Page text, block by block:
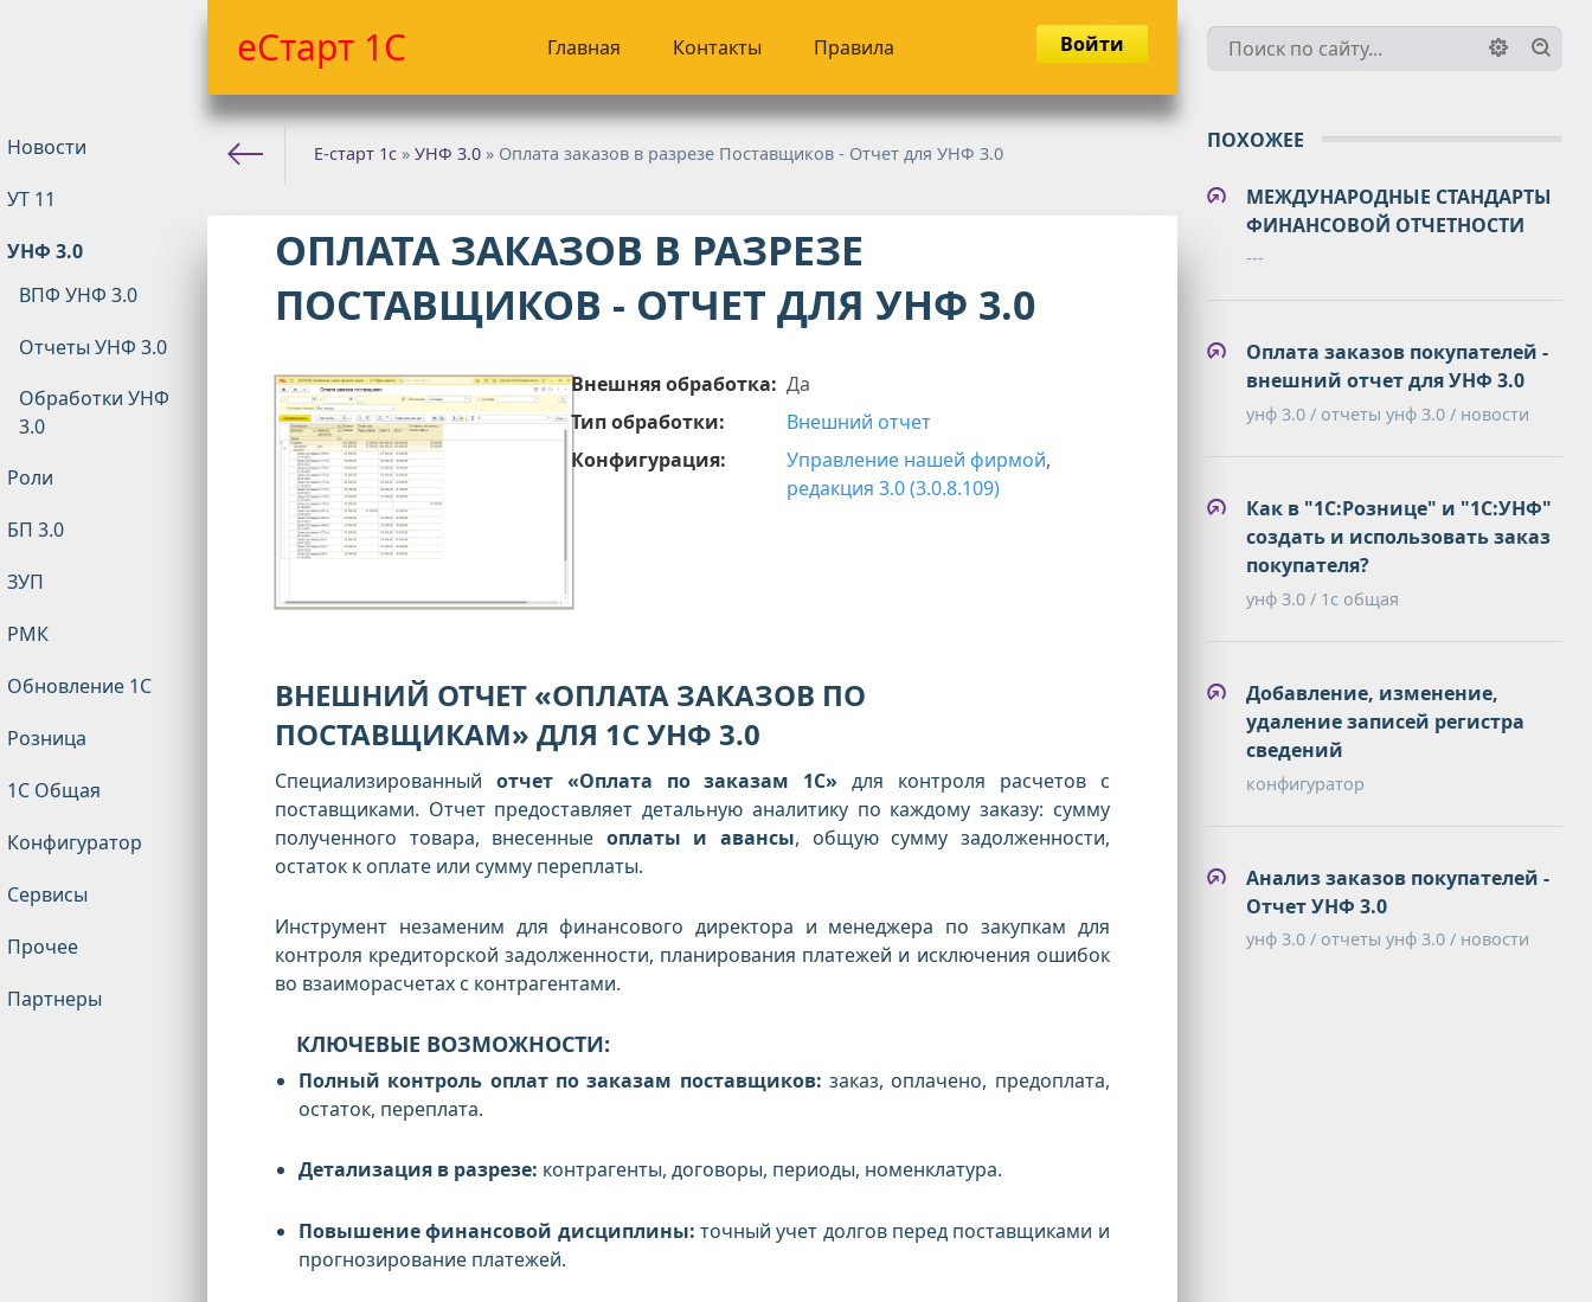
еСтарт 1С Главная Контакты Правила Войти
Новости
УТ 11
УНФ 3.0
ВПФ УНФ 3.0
Отчеты УНФ 3.0
Обработки УНФ
3.0
Роли
БП 3.0
ЗУП
РМК
Обновление 1С
Розница
1С Общая
Конфигуратор
Сервисы
Прочее
Партнеры
Е-старт 1с »УНФ 3.0 » Оплата заказов в разрезе Поставщиков - Отчет для УНФ 3.0
ОПЛАТА ЗАКАЗОВ В РАЗРЕЗЕ
ПОСТАВЩИКОВ - ОТЧЕТ ДЛЯ УНФ 3.0
Внешняя обработка: Да
Тип обработки:
Внешний отчет
Конфигурация:
Управление нашей фирмой,
редакция 3.0 (3.0.8.109)
ВНЕШНИЙ ОТЧЕТ «ОПЛАТА ЗАКАЗОВ ПО
ПОСТАВЩИКАМ» ДЛЯ 1С УНФ 3.0
Специализированный отчет «Оплата по заказам 1С» для контроля расчетов с
поставщиками. Отчет предоставляет детальную аналитику по каждому заказу: сумму
полученного товара, внесенные оплаты и авансы, общую сумму задолженности,
остаток к оплате или сумму переплаты.
Инструмент незаменим для финансового директора и менеджера по закупкам для
контроля кредиторской задолженности, планирования платежей и исключения ошибок
во взаиморасчетах с контрагентами.
КЛЮЧЕВЫЕ ВОЗМОЖНОСТИ:
Полный контроль оплат по заказам поставщиков: заказ, оплачено, предоплата,
остаток, переплата.
Детализация в разрезе: контрагенты, договоры, периоды, номенклатура.
Повышение финансовой дисциплины: точный учет долгов перед поставщиками и
прогнозирование платежей.
ПОХОЖЕЕ
МЕЖДУНАРОДНЫЕ СТАНДАРТЫ
ФИНАНСОВОЙ ОТЧЕТНОСТИ
---
Оплата заказов покупателей -
внешний отчет для УНФ 3.0
унф 3.0 / отчеты унф 3.0 / новости
Как в "1С:Рознице" и "1С:УНФ"
создать и использовать заказ
покупателя?
унф 3.0 / 1с общая
Добавление, изменение,
удаление записей регистра
сведений
конфигуратор
Анализ заказов покупателей -
Отчет УНФ 3.0
унф 3.0 / отчеты унф 3.0 / новости